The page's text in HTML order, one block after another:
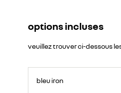
options incluses
veuillez trouver ci-dessous
bleu iron